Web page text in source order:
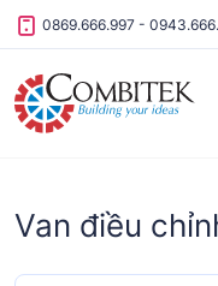
Skip to content
0869.666.997 -
Van điều